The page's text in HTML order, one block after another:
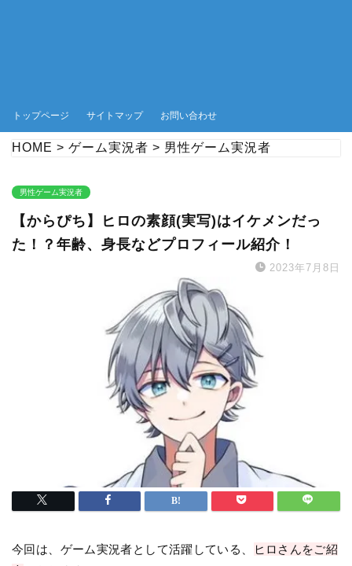
トップページ サイトマップ お問い合わせ
HOME > ゲーム実況者 > 男性ゲーム実況者
男性ゲーム実況者
【からぴち】ヒロの素顔(実写)はイケメンだっ
た！？年齢、身長などプロフィール紹介！
2023年7月8日
今回は、ゲーム実況者として活躍している、
ヒロさんをご紹